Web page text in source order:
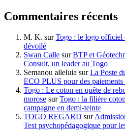
Commentaires récents
M. K. surTogo : le logo officiel
dévoilé
Swan Calle surBTP et
Consult, un leader au Togo
Semanou alleluia surLa Poste
ECO PLUS pour des
Togo : Le coton en quête de
morose surTogo : la filière
campagne en demi-teinte
TOGO REGARD sur
Test psychopédagogique pour